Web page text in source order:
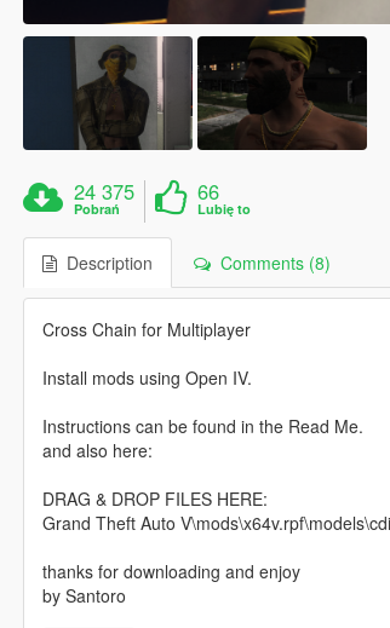
24 375
Pobrań
66
Lubię to
Description Comments (8)
Cross Chain for Multiplayer
Install mods using Open IV.
Instructions can be found in the Read Me.
and also here:
DRAG & DROP FILES HERE:
Grand Theft Auto
thanks for downloading and enjoy
by Santoro